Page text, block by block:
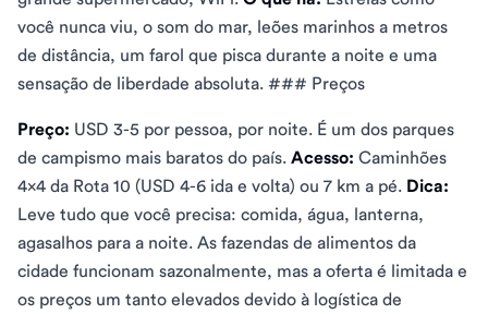
você nunca viu, o som do mar, leões marinhos a metros
de distância, um farol que pisca durante a noite e uma
sensação de liberdade absoluta. ### Preços
Preço: USD 3-5 por pessoa, por noite. É um dos parques
de campismo mais baratos do país. Acesso: Caminhões
4x4 da Rota 10 (USD 4-6 ida e volta) ou 7 km a pé. Dica:
Leve tudo que você precisa: comida, água, lanterna,
agasalhos para a noite. As fazendas de alimentos da
cidade funcionam sazonalmente, mas a oferta é limitada e
os preços um tanto elevados devido à logística de